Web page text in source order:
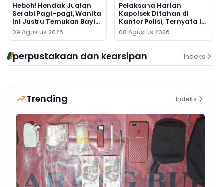
Heboh! Hendak Jualan
Serabi Pagi-pagi, Wanita
Ini Justru Temukan Bayi
Baru Lahir di Pos Kamling
09 Agustus 2026
Pelaksana Harian
Kapolsek Ditahan di
Kantor Polisi, Ternyata Ini
Penyebabnya
08 Agustus 2026
perpustakaan dan kearsipan Indeks
Trending Indeks